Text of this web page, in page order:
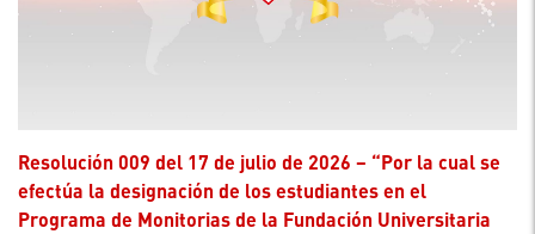
Resolución 009 del 17 de julio de 2026 – “Por la cual se
efectúa la designación de los estudiantes en el
Programa de Monitorias de la Fundación Universitaria